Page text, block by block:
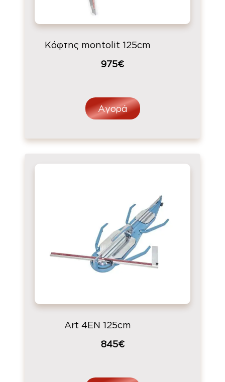
Κόφτης montolit 125cm
975€
Αγορά
Art 4EN 125cm
845€